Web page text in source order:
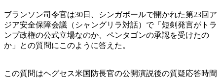
ブランソン司令官は30日、シンガポールで開かれた第23回ア
ジア安全保障会議（シャングリラ対話）で「短剣発言がトラ
ンプ政権の公式立場なのか、ペンタゴンの承認を受けたの
か」との質問にこのように答えた。
この質問はヘグセス米国防長官の公開演説後の質疑応答時間